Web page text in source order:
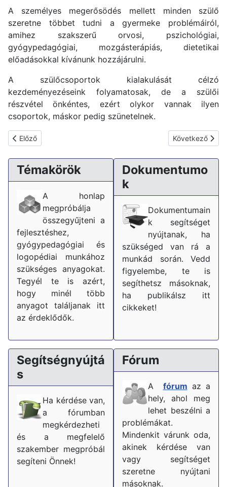
A személyes megerősödés mellett minden szülő
szeretne többet tudni a gyermeke problémáiról,
amihez szakszerű orvosi, pszichológiai,
gyógypedagógiai, mozgásterápiás, dietetikai
előadásokkal kívánunk hozzájárulni.
A szülőcsoportok kialakulását célzó
kezdeményezéseink folyamatosak, de a szülői
részvétel önkéntes, ezért olykor vannak ilyen
csoportok, máskor pedig szünetelnek.
Előző cikk: Sindelar
Előző Következő
Következő
Témakörök
A honlap
megpróbálja
összegyűjteni a
fejlesztéshez,
gyógypedagógiai és
logopédiai munkához
szükséges anyagokat.
Tegyél te is azért,
hogy minél több
anyagot találjanak itt
az érdeklődők.
Dokumentumo
k
Dokumentumain
k segítséget
nyújtanak, ha
szükséged van rá a
munkád során. Vedd
figyelembe, te is
segíthetsz másoknak,
ha publikálsz itt
cikkeket!
Segítségnyújtá
s
Ha kérdése van,
a fórumban
megkérdezheti
és a megfelelő
szakember megpróbál
segíteni Önnek!
Fórum
A fórum az a
hely, ahol meg
lehet beszélni a
problémákat.
Mindenkit várunk oda,
akinek kérdése van
vagy segítséget
szeretne nyújtani
másoknak.